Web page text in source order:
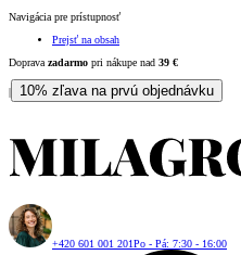
Navigácia pre prístupnosť
Prejsť na obsah
Doprava zadarmo pri nákupe nad 39 €
| 10% zľava na prvú objednávku
+420 601 001 201Po - Pá: 7:30 - 16:00